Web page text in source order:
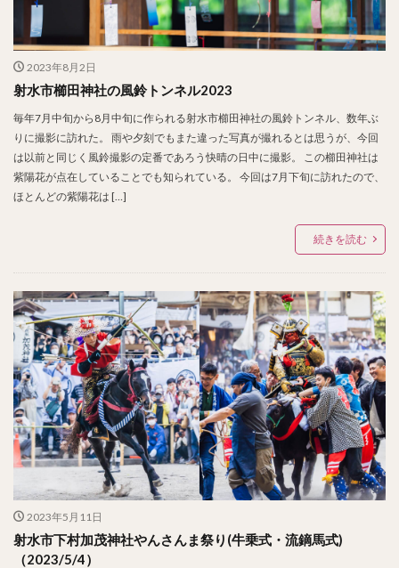
2023年8月2日
射水市櫛田神社の風鈴トンネル2023
毎年7月中旬から8月中旬に作られる射水市櫛田神社の風鈴トンネル、数年ぶ
りに撮影に訪れた。 雨や夕刻でもまた違った写真が撮れるとは思うが、今回
は以前と同じく風鈴撮影の定番であろう快晴の日中に撮影。 この櫛田神社は
紫陽花が点在していることでも知られている。 今回は7月下旬に訪れたので、
ほとんどの紫陽花は […]
続きを読む
2023年5月11日
射水市下村加茂神社やんさんま祭り(牛乗式・流鏑馬式)
（2023/5/4）